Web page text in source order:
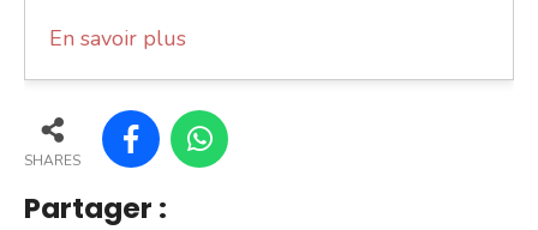
En savoir plus
SHARES
Partager :